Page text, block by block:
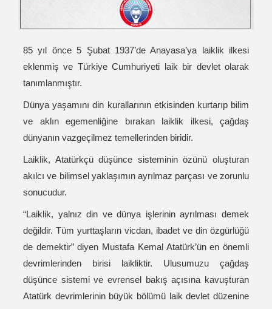
85 yıl önce 5 Şubat 1937’de Anayasa’ya laiklik ilkesi
eklenmiş ve Türkiye Cumhuriyeti laik bir devlet olarak
tanımlanmıştır.
Dünya yaşamını din kurallarının etkisinden kurtarıp bilim
ve aklın egemenliğine bırakan laiklik ilkesi, çağdaş
dünyanın vazgeçilmez temellerinden biridir.
Laiklik, Atatürkçü düşünce sisteminin özünü oluşturan
akılcı ve bilimsel yaklaşımın ayrılmaz parçası ve zorunlu
sonucudur.
“Laiklik, yalnız din ve dünya işlerinin ayrılması demek
değildir. Tüm yurttaşların vicdan, ibadet ve din özgürlüğü
de demektir” diyen Mustafa Kemal Atatürk’ün en önemli
devrimlerinden birisi laikliktir. Ulusumuzu çağdaş
düşünce sistemi ve evrensel bakış açısına kavuşturan
Atatürk devrimlerinin büyük bölümü laik devlet düzenine